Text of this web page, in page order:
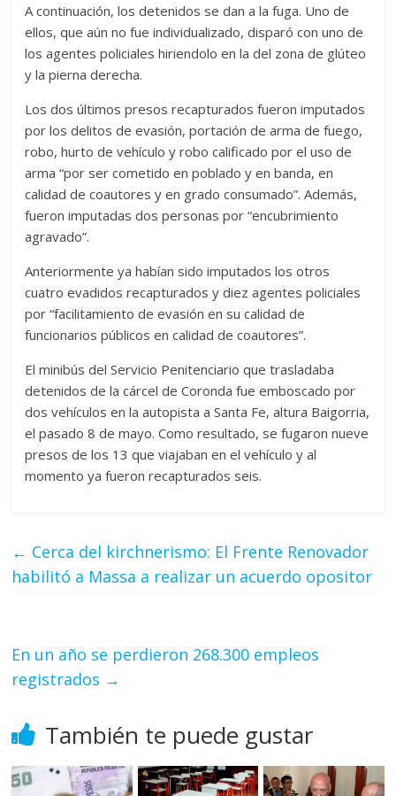
A continuación, los detenidos se dan a la fuga. Uno de
ellos, que aún no fue individualizado, disparó con uno de
los agentes policiales hiriendolo en la del zona de glúteo
y la pierna derecha.
Los dos últimos presos recapturados fueron imputados
por los delitos de evasión, portación de arma de fuego,
robo, hurto de vehículo y robo calificado por el uso de
arma “por ser cometido en poblado y en banda, en
calidad de coautores y en grado consumado”. Además,
fueron imputadas dos personas por “encubrimiento
agravado”.
Anteriormente ya habían sido imputados los otros
cuatro evadidos recapturados y diez agentes policiales
por “facilitamiento de evasión en su calidad de
funcionarios públicos en calidad de coautores”.
El minibús del Servicio Penitenciario que trasladaba
detenidos de la cárcel de Coronda fue emboscado por
dos vehículos en la autopista a Santa Fe, altura Baigorria,
el pasado 8 de mayo. Como resultado, se fugaron nueve
presos de los 13 que viajaban en el vehículo y al
momento ya fueron recapturados seis.
← Cerca del kirchnerismo: El Frente Renovador
habilitó a Massa a realizar un acuerdo opositor
En un año se perdieron 268.300 empleos
registrados →
También te puede gustar